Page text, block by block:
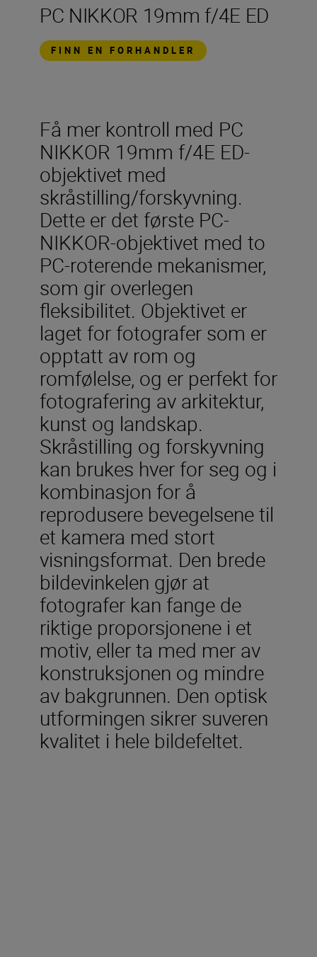
PC NIKKOR 19mm f/4E ED
FINN EN FORHANDLER
Få mer kontroll med PC
NIKKOR 19mm f/4E ED-
objektivet med
skråstilling/forskyvning.
Dette er det første PC-
NIKKOR-objektivet med to
PC-roterende mekanismer,
som gir overlegen
fleksibilitet. Objektivet er
laget for fotografer som er
opptatt av rom og
romfølelse, og er perfekt for
fotografering av arkitektur,
kunst og landskap.
Skråstilling og forskyvning
kan brukes hver for seg og i
kombinasjon for å
reprodusere bevegelsene til
et kamera med stort
visningsformat. Den brede
bildevinkelen gjør at
fotografer kan fange de
riktige proporsjonene i et
motiv, eller ta med mer av
konstruksjonen og mindre
av bakgrunnen. Den optisk
utformingen sikrer suveren
kvalitet i hele bildefeltet.